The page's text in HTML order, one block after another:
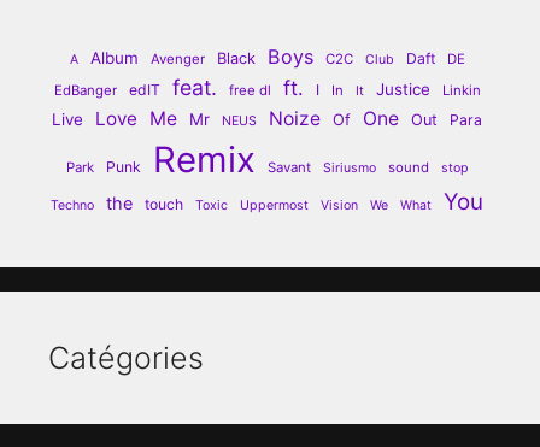
A Album Avenger Black Boys C2C Club Daft
DE
EdBanger
edIT feat. free dl ft. I In It Justice Linkin
Live Love Me Mr NEUS Noize Of One Out Para
Park Punk Remix Savant Siriusmo sound stop
Techno the touch Toxic Uppermost Vision We What You
Catégories